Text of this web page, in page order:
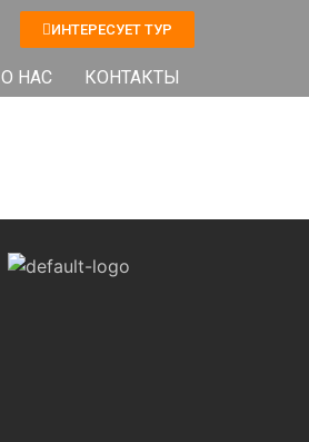
ИНТЕРЕСУЕТ ТУР
О НАС КОНТАКТЫ